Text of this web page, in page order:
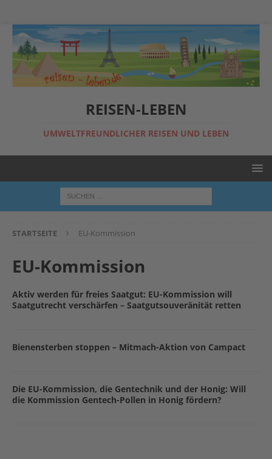
REISEN-LEBEN
UMWELTFREUNDLICHER REISEN UND LEBEN
STARTSEITE EU-Kommission
EU-Kommission
Aktiv werden für freies Saatgut: EU-Kommission will
Saatgutrecht verschärfen – Saatgutsouveränität retten
Bienensterben stoppen – Mitmach-Aktion von Campact
Die EU-Kommission, die Gentechnik und der Honig: Will
die Kommission Gentech-Pollen in Honig fördern?